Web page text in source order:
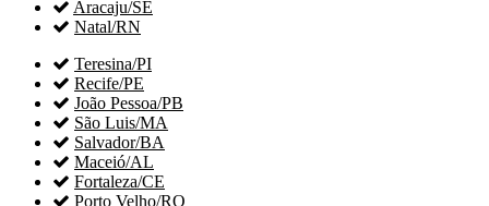
 Aracaju/SE
 Natal/RN
 Teresina/PI
 Recife/PE
 João Pessoa/PB
 São Luis/MA
 Salvador/BA
 Maceió/AL
 Fortaleza/CE
 Porto Velho/RO